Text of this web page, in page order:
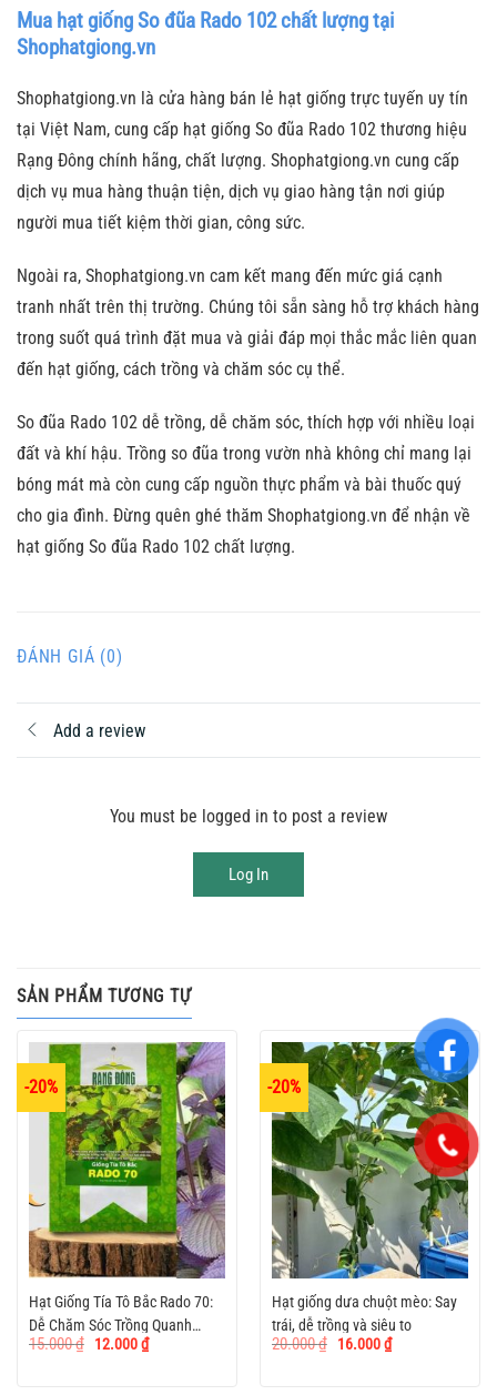
Mua hạt giống So đũa Rado 102 chất lượng tại
Shophatgiong.vn
Shophatgiong.vn là cửa hàng bán lẻ hạt giống trực tuyến uy tín
tại Việt Nam, cung cấp hạt giống So đũa Rado 102 thương hiệu
Rạng Đông chính hãng, chất lượng. Shophatgiong.vn cung cấp
dịch vụ mua hàng thuận tiện, dịch vụ giao hàng tận nơi giúp
người mua tiết kiệm thời gian, công sức.
Ngoài ra, Shophatgiong.vn cam kết mang đến mức giá cạnh
tranh nhất trên thị trường. Chúng tôi sẵn sàng hỗ trợ khách hàng
trong suốt quá trình đặt mua và giải đáp mọi thắc mắc liên quan
đến hạt giống, cách trồng và chăm sóc cụ thể.
So đũa Rado 102 dễ trồng, dễ chăm sóc, thích hợp với nhiều loại
đất và khí hậu. Trồng so đũa trong vườn nhà không chỉ mang lại
bóng mát mà còn cung cấp nguồn thực phẩm và bài thuốc quý
cho gia đình. Đừng quên ghé thăm Shophatgiong.vn để nhận về
hạt giống So đũa Rado 102 chất lượng.
ĐÁNH GIÁ (0)
Add a review
You must be logged in to post a review
Log In
SẢN PHẨM TƯƠNG TỰ
-20%
Hạt Giống Tía Tô Bắc Rado 70:
Dễ Chăm Sóc Trồng Quanh
Năm
15.000₫
Giá
gốc
12.000₫Giá
hiện
-20%
Hạt giống dưa chuột mèo: Say
trái, dễ trồng và siêu to
20.000₫
Giá
gốc
16.000₫Giá
hiện